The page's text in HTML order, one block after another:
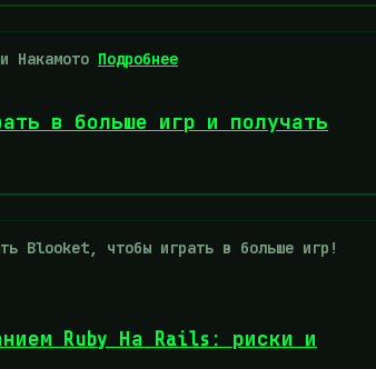
Накамото Подробнее
в больше игр и получать
Blooket, чтобы играть в больше игр!
Ruby На Rails: риски и